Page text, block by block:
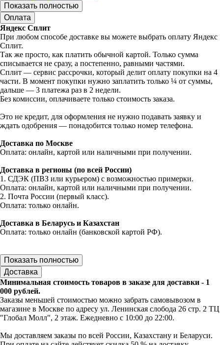
Показать полностью
Оплата
Яндекс Сплит
При любом способе доставке вы можете выбрать оплату Яндекс
Сплит.
Так же просто, как платить обычной картой. Только сумма
списывается не сразу, а постепенно, равными частями.
Сплит — сервис рассрочки, который делит оплату покупки на 4
части. В момент покупки нужно заплатить только ¼ от суммы,
дальше — 3 платежа раз в 2 недели.
Без комиссии, оплачиваете только стоимость заказа.
Это не кредит, для оформления не нужно подавать заявку и
ждать одобрения — понадобится только номер телефона.
Доставка по Москве
Оплата: онлайн, картой или наличными при получении.
Доставка в регионы (по всей России)
1. СДЭК (ПВЗ или курьером) с возможностью примерки.
Оплата: онлайн, картой или наличными при получении.
2. Почта России (первый класс).
Оплата: только онлайн.
Доставка в Беларусь и Казахстан
Оплата: только онлайн (банковской картой РФ).
Показать полностью
Доставка
Минимальная стоимость товаров в заказе для доставки - 1
000 рублей.
Заказы меньшей стоимостью можно забрать самовывозом в
магазине в Москве по адресу ул. Ленинская слобода 26 стр. 2 ТЦ
"Глобал Молл", 2 этаж. Ежедневно с 10:00 до 22:00.
Мы доставляем заказы по всей России, Казахстану и Беларуси.